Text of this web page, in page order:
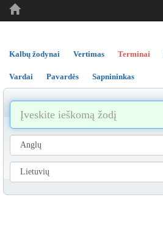
Kalbų žodynai Vertimas Terminai
Vardai Pavardės Sapnininkas